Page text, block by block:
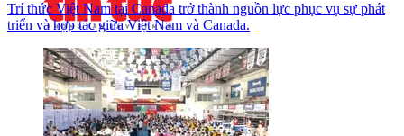
Trí thức Việt Nam tại Canada trở thành nguồn lực phục vụ sự phát
triển và hợp tác giữa Việt Nam và Canada.